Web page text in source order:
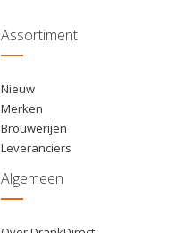
Assortiment
Nieuw
Merken
Brouwerijen
Leveranciers
Algemeen